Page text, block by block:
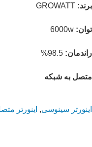
برند:
توان:
راندمان:
متصل به شبکه
اینورتر سینوسی, اینورتر